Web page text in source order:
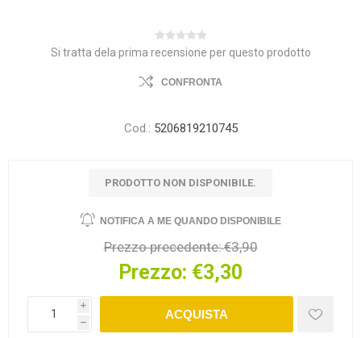
Si tratta dela prima recensione per questo prodotto
CONFRONTA
Cod.: 5206819210745
PRODOTTO NON DISPONIBILE.
NOTIFICA A ME QUANDO DISPONIBILE
Prezzo precedente:€3,90
Prezzo: €3,30
i
h
ACQUISTA